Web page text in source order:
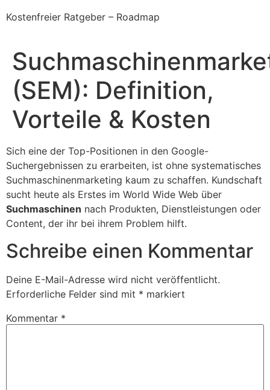
Kostenfreier Ratgeber – Roadmap
(SEM): Definition,
Vorteile & Kosten
Sich eine der Top-Positionen in den Google-
Suchergebnissen zu erarbeiten, ist ohne systematisches
Suchmaschinenmarketing kaum zu schaffen. Kundschaft
sucht heute als Erstes im World Wide Web über
Suchmaschinen nach Produkten, Dienstleistungen oder
Content, der ihr bei ihrem Problem hilft.
Schreibe einen Kommentar
Deine E-Mail-Adresse wird nicht veröffentlicht.
Erforderliche Felder sind mit * markiert
Kommentar *